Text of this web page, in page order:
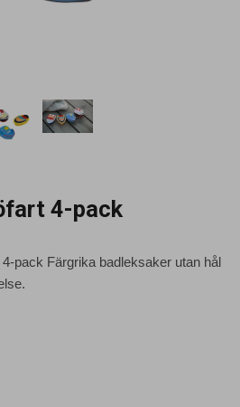
4-pack
pack Färgrika badleksaker utan hål